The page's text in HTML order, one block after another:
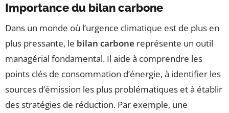
Importance du bilan carbone
Dans un monde où l’urgence climatique est de plus en
plus pressante, le bilan carbone représente un outil
managérial fondamental. Il aide à comprendre les
points clés de consommation d’énergie, à identifier les
sources d’émission les plus problématiques et à établir
des stratégies de réduction. Par exemple, une